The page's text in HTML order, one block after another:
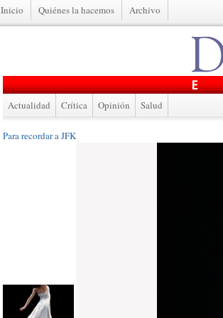
Inicio Quiénes la hacemos Archivo
Actualidad Crítica Opinión Salud
Para recordar a JFK